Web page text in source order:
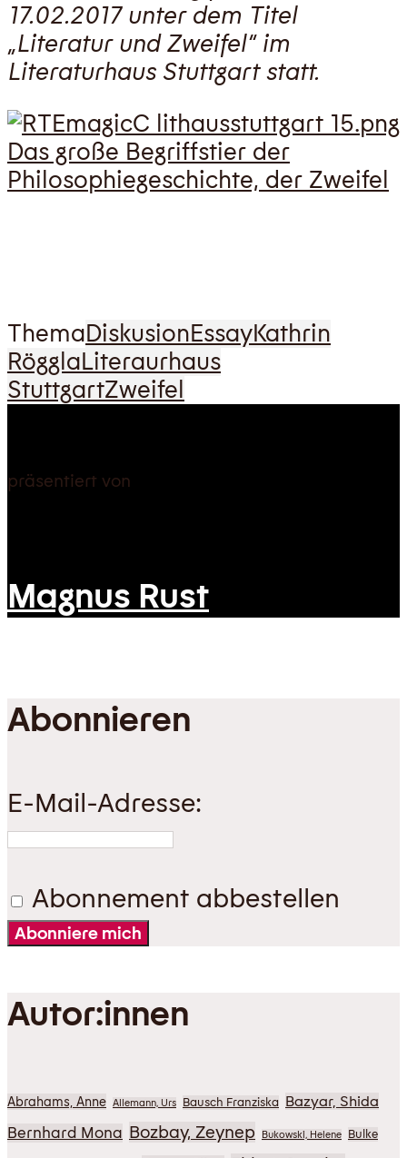
17.02.2017 unter dem Titel
„Literatur und Zweifel“ im
Literaturhaus Stuttgart statt.
ThemaDiskusionEssayKathrin
RögglaLiteraurhaus
StuttgartZweifel
präsentiert von
Magnus Rust
Abonnieren
E-Mail-Adresse:
Abonnement abbestellen
Abonniere mich
Autor:innen
Abrahams, Anne Allemann, Urs Bausch Franziska Bazyar, Shida
Bernhard Mona Bozbay, Zeynep Bukowski, Helene Bulke